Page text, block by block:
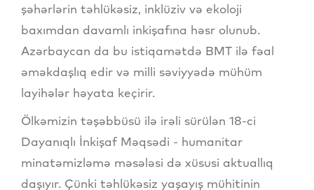
şəhərlərin təhlükəsiz, inklüziv və ekoloji
baxımdan davamlı inkişafına həsr olunub.
Azərbaycan da bu istiqamətdə BMT ilə fəal
əməkdaşlıq edir və milli səviyyədə mühüm
layihələr həyata keçirir.
Ölkəmizin təşəbbüsü ilə irəli sürülən 18-ci
Dayanıqlı İnkişaf Məqsədi - humanitar
minatəmizləmə məsələsi də xüsusi aktuallıq
daşıyır. Çünki təhlükəsiz yaşayış mühitinin